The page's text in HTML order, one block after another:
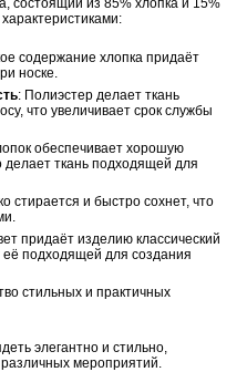
состоящий из 85% хлопка и 15%
содержание хлопка придаёт
носке.
: Полиэстер делает ткань
что увеличивает срок службы
обеспечивает хорошую
делает ткань подходящей для
стирается и быстро сохнет, что
придаёт изделию классический
подходящей для создания
стильных и практичных
элегантно и стильно,
мероприятий.